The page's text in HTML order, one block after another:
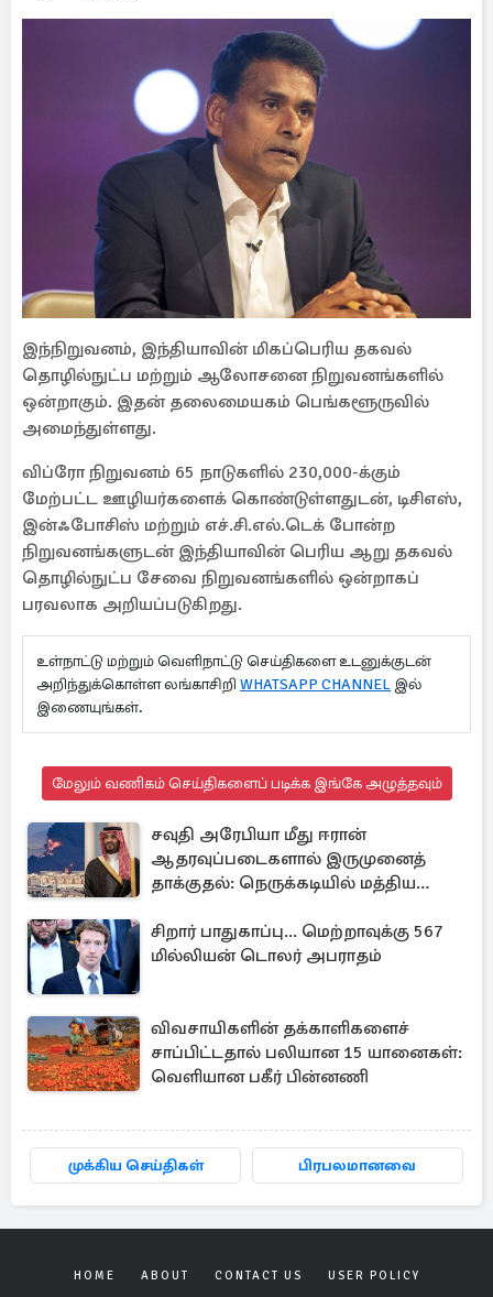
இந்நிறுவனம், இந்தியாவின் மிகப்பெரிய தகவல்
தொழில்நுட்ப மற்றும் ஆலோசனை நிறுவனங்களில்
ஒன்றாகும். இதன் தலைமையகம் பெங்களூருவில்
அமைந்துள்ளது.
விப்ரோ நிறுவனம் 65 நாடுகளில் 230,000-க்கும்
மேற்பட்ட ஊழியர்களைக் கொண்டுள்ளதுடன், டிசிஎஸ்,
இன்ஃபோசிஸ் மற்றும் எச்.சி.எல்.டெக் போன்ற
நிறுவனங்களுடன் இந்தியாவின் பெரிய ஆறு தகவல்
தொழில்நுட்ப சேவை நிறுவனங்களில் ஒன்றாகப்
பரவலாக அறியப்படுகிறது.
உள்நாட்டு மற்றும் வெளிநாட்டு செய்திகளை உடனுக்குடன்
அறிந்துக்கொள்ள லங்காசிறி WHATSAPP CHANNEL இல்
இணையுங்கள்.
மேலும் வணிகம் செய்திகளைப் படிக்க இங்கே அழுத்தவும்
சவுதி அரேபியா மீது ஈரான்
ஆதரவுப்படைகளால் இருமுனைத்
தாக்குதல்: நெருக்கடியில் மத்திய
சிறார் பாதுகாப்பு... மெற்றாவுக்கு 567
மில்லியன் டொலர் அபராதம்
விவசாயிகளின் தக்காளிகளைச்
சாப்பிட்டதால் பலியான 15 யானைகள்:
வெளியான பகீர் பின்னணி
முக்கிய செய்திகள் பிரபலமானவை
HOME ABOUT CONTACT US USER POLICY